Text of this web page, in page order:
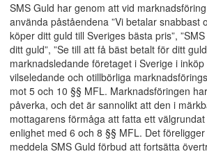
SMS Guld har genom att vid
använda påståendena ”Vi betalar snabbast
köper ditt guld till Sveriges bästa pris”,
ditt guld”, ”Se till att få bäst betalt för ditt
marknadsledande företaget i Sverige i
vilseledande och otillbörliga
mot 5 och 10 §§ MFL. Marknadsföringen
påverka, och det är sannolikt att den i
mottagarens förmåga att fatta ett
enlighet med 6 och 8 §§ MFL. Det
meddela SMS Guld förbud att fortsätta